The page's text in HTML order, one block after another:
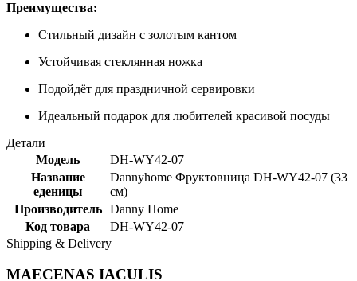
Преимущества:
Стильный дизайн с золотым кантом
Устойчивая стеклянная ножка
Подойдёт для праздничной сервировки
Идеальный подарок для любителей красивой посуды
Детали
Модель
DH-WY42-07
Название
еденицы
Dannyhome Фруктовница DH-WY42-07 (33
см)
Производитель
Danny Home
Код товара
DH-WY42-07
Shipping & Delivery
MAECENAS IACULIS